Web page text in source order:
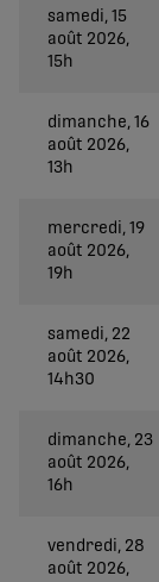
samedi, 15
août 2026,
15h
dimanche, 16
août 2026,
13h
mercredi, 19
août 2026,
19h
samedi, 22
août 2026,
14h30
dimanche, 23
août 2026,
16h
vendredi, 28
août 2026,